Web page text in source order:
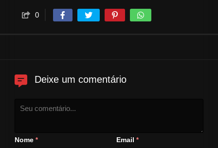
manter essa paz recém-
0
Deixe um comentário
Nome * Email *